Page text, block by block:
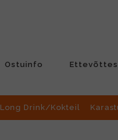
Ostuinfo
Long Drink/Kokteil